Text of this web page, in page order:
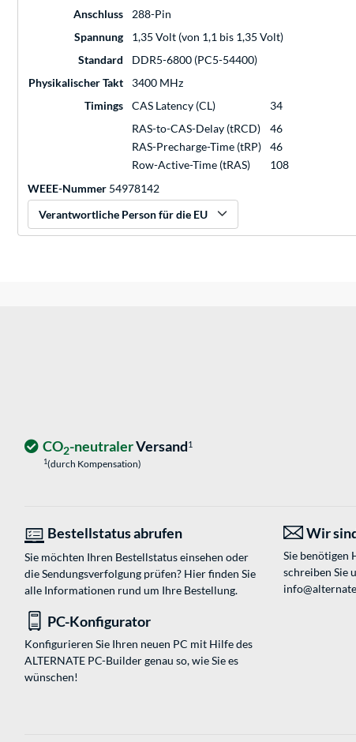
Anschluss
288-Pin
Spannung
1,35 Volt (von 1,1 bis 1,35 Volt)
Standard
DDR5-6800 (PC5-54400)
Physikalischer Takt
3400 MHz
Timings
CAS Latency (CL)
34
RAS-to-CAS-Delay (tRCD)
46
RAS-Precharge-Time (tRP)
46
Row-Active-Time (tRAS)
108
WEEE-Nummer 54978142
Verantwortliche Person für die EU
CO2-neutralerVersand1
1(durch Kompensation)
Bestellstatus abrufen
Sie möchten Ihren Bestellstatus einsehen oder
die Sendungsverfolgung prüfen? Hier finden Sie
alle Informationen rund um Ihre Bestellung.
Wir
Sie benötigen
schreiben Sie
PC-Konfigurator
Konfigurieren Sie Ihren neuen PC mit Hilfe des
ALTERNATE PC-Builder genau so, wie Sie es
wünschen!